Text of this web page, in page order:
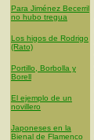
Para Jiménez Becerril
no hubo tregua
Los higos de Rodrigo
(Rato)
Portillo, Borbolla y
Borell
El ejemplo de un
novillero
Japoneses en la
Bienal de Flamenco